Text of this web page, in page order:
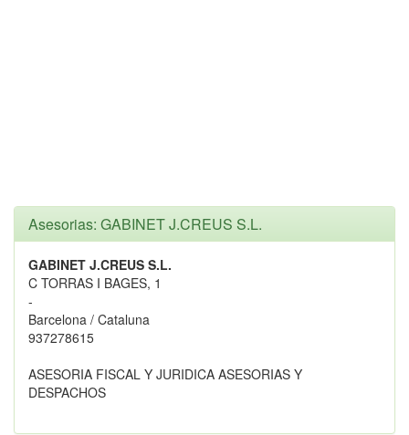
Asesorias: GABINET J.CREUS S.L.
GABINET J.CREUS S.L.
C TORRAS I BAGES, 1
-
Barcelona / Cataluna
937278615
ASESORIA FISCAL Y JURIDICA ASESORIAS Y
DESPACHOS